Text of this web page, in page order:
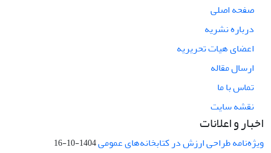
صفحه اصلی
درباره نشریه
اعضای هیات تحریریه
ارسال مقاله
تماس با ما
نقشه سایت
اخبار و اعلانات
ویژه‌نامه طراحی ارزش در کتابخانه‌های عمومی1404-10-16